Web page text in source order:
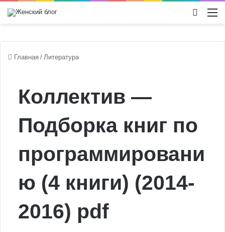
Главная / Литература
Коллектив —
Подборка книг по
программировани
ю (4 книги) (2014-
2016) pdf